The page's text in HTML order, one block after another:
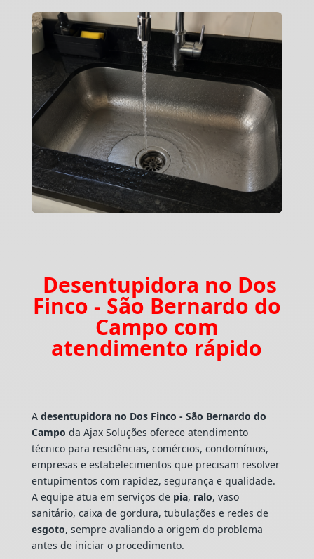
Desentupidora no Dos
Finco - São Bernardo do
Campo com
atendimento rápido
A desentupidora no Dos Finco - São Bernardo do
Campo da Ajax Soluções oferece atendimento
técnico para residências, comércios, condomínios,
empresas e estabelecimentos que precisam resolver
entupimentos com rapidez, segurança e qualidade.
A equipe atua em serviços de pia, ralo, vaso
sanitário, caixa de gordura, tubulações e redes de
esgoto, sempre avaliando a origem do problema
antes de iniciar o procedimento.